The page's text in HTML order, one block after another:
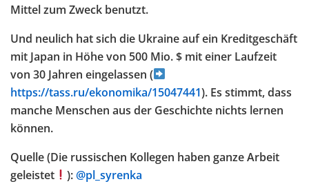
Mittel zum Zweck benutzt.
Und neulich hat sich die Ukraine auf ein Kreditgeschäft
mit Japan in Höhe von 500 Mio. $ mit einer Laufzeit
von 30 Jahren eingelassen (
https://tass.ru/ekonomika/15047441). Es stimmt, dass
manche Menschen aus der Geschichte nichts lernen
können.
Quelle (Die russischen Kollegen haben ganze Arbeit
geleistet
):@pl_syrenka